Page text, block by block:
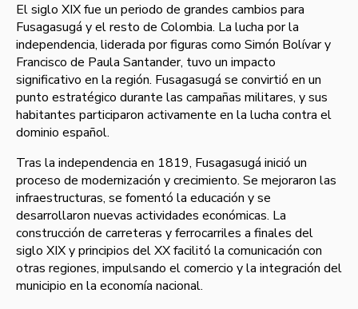
El siglo XIX fue un periodo de grandes cambios para
Fusagasugá y el resto de Colombia. La lucha por la
independencia, liderada por figuras como Simón Bolívar y
Francisco de Paula Santander, tuvo un impacto
significativo en la región. Fusagasugá se convirtió en un
punto estratégico durante las campañas militares, y sus
habitantes participaron activamente en la lucha contra el
dominio español.
Tras la independencia en 1819, Fusagasugá inició un
proceso de modernización y crecimiento. Se mejoraron las
infraestructuras, se fomentó la educación y se
desarrollaron nuevas actividades económicas. La
construcción de carreteras y ferrocarriles a finales del
siglo XIX y principios del XX facilitó la comunicación con
otras regiones, impulsando el comercio y la integración del
municipio en la economía nacional.